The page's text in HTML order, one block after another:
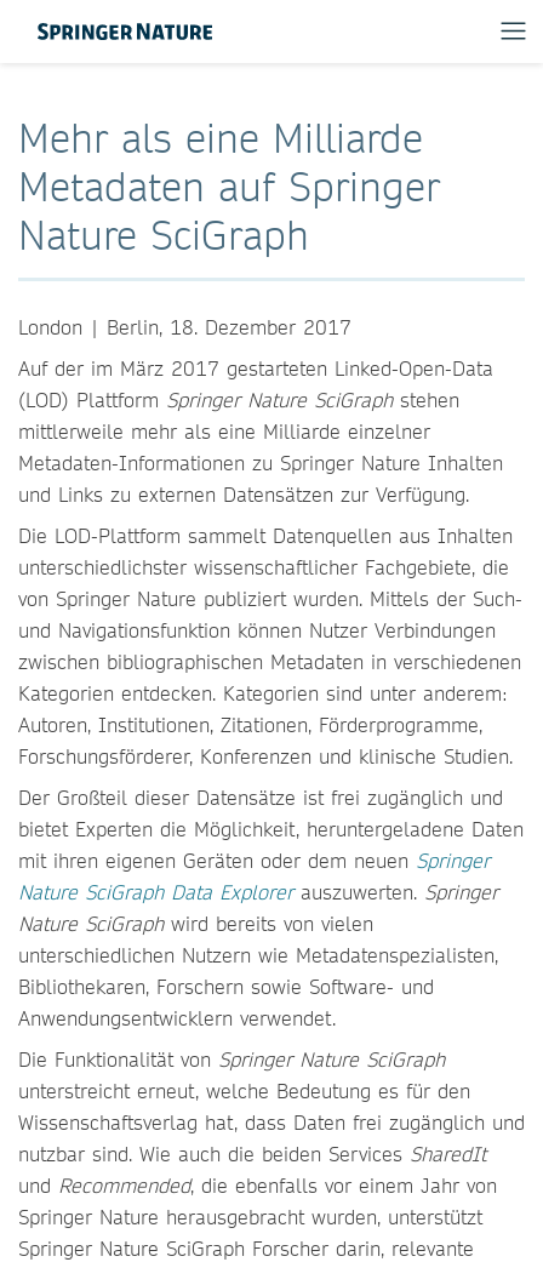
Mehr als eine Milliarde
Metadaten auf Springer
Nature SciGraph
London | Berlin, 18. Dezember 2017
Auf der im März 2017 gestarteten Linked-Open-Data
(LOD) Plattform Springer Nature SciGraph stehen
mittlerweile mehr als eine Milliarde einzelner
Metadaten-Informationen zu Springer Nature Inhalten
und Links zu externen Datensätzen zur Verfügung.
Die LOD-Plattform sammelt Datenquellen aus Inhalten
unterschiedlichster wissenschaftlicher Fachgebiete, die
von Springer Nature publiziert wurden. Mittels der Such-
und Navigationsfunktion können Nutzer Verbindungen
zwischen bibliographischen Metadaten in verschiedenen
Kategorien entdecken. Kategorien sind unter anderem:
Autoren, Institutionen, Zitationen, Förderprogramme,
Forschungsförderer, Konferenzen und klinische Studien.
Der Großteil dieser Datensätze ist frei zugänglich und
bietet Experten die Möglichkeit, heruntergeladene Daten
mit ihren eigenen Geräten oder dem neuen Springer
Nature SciGraph Data Explorerauszuwerten. Springer
Nature SciGraph wird bereits von vielen
unterschiedlichen Nutzern wie Metadatenspezialisten,
Bibliothekaren, Forschern sowie Software- und
Anwendungsentwicklern verwendet.
Die Funktionalität von Springer Nature SciGraph
unterstreicht erneut, welche Bedeutung es für den
Wissenschaftsverlag hat, dass Daten frei zugänglich und
nutzbar sind. Wie auch die beiden Services SharedIt
und Recommended, die ebenfalls vor einem Jahr von
Springer Nature herausgebracht wurden, unterstützt
Springer Nature SciGraph Forscher darin, relevante